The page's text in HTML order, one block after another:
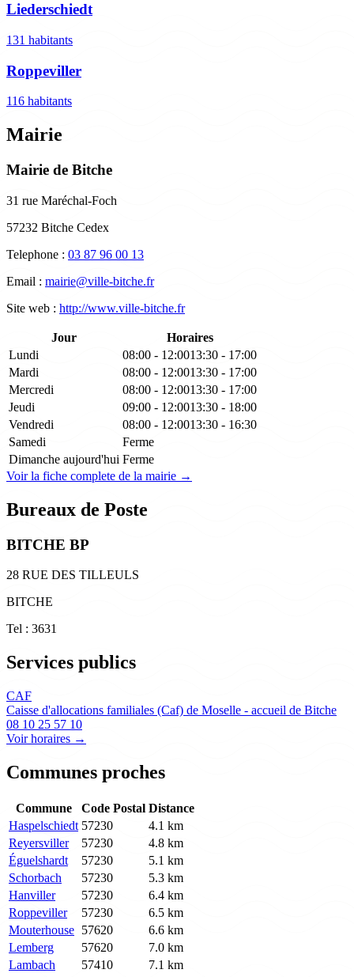
Liederschiedt
131 habitants
Roppeviller
116 habitants
Mairie
Mairie de Bitche
31 rue Maréchal-Foch
57232 Bitche Cedex
Telephone : 03 87 96 00 13
Email : mairie@ville-bitche.fr
Site web : http://www.ville-bitche.fr
Jour
Horaires
Lundi
08:00 - 12:0013:30 - 17:00
Mardi
08:00 - 12:0013:30 - 17:00
Mercredi
08:00 - 12:0013:30 - 17:00
Jeudi
09:00 - 12:0013:30 - 18:00
Vendredi
08:00 - 12:0013:30 - 16:30
Samedi
Ferme
Dimanche aujourd'hui Ferme
Voir la fiche complete de la mairie →
Bureaux de Poste
BITCHE BP
28 RUE DES TILLEULS
BITCHE
Tel : 3631
Services publics
CAF
Caisse d'allocations familiales (Caf) de Moselle - accueil de Bitche
08 10 25 57 10
Voir horaires →
Communes proches
Commune Code Postal Distance
Haspelschiedt 57230
4.1 km
Reyersviller
57230
4.8 km
Éguelshardt
57230
5.1 km
Schorbach
57230
5.3 km
Hanviller
57230
6.4 km
Roppeviller
57230
6.5 km
Mouterhouse 57620
6.6 km
Lemberg
57620
7.0 km
Lambach
57410
7.1 km